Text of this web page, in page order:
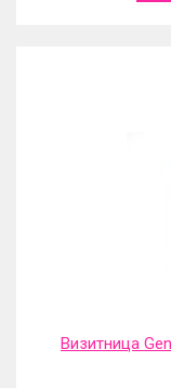
Визитница